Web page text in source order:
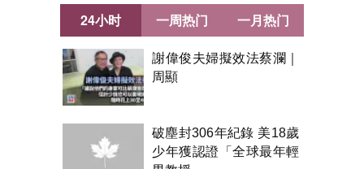
24小时
謝偉俊夫婦擬效法蔡瀾｜
周顯
破塵封306年紀錄 美18歲
少年獲認證「全球最年輕
一周热门 一月热门